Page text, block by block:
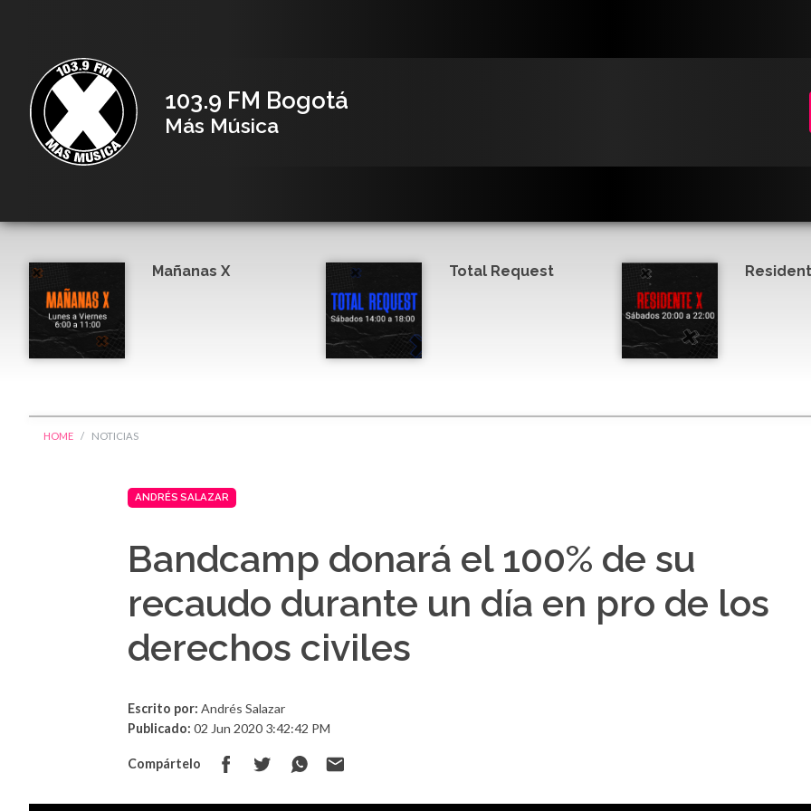
103.9 FM Bogotá
Más Música
Mañanas X Total Request
HOME NOTICIAS
ANDRÉS SALAZAR
Bandcamp donará el 100% de su
recaudo durante un día en pro de los
derechos civiles
Escrito por: Andrés Salazar
Publicado: 02 Jun 2020 3:42:42 PM
Compártelo